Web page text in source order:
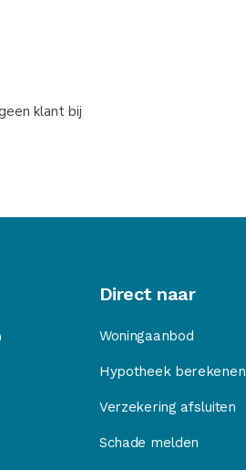
klant bij
Direct naar
Woningaanbod
Hypotheek berekenen
Verzekering afsluiten
Schade melden